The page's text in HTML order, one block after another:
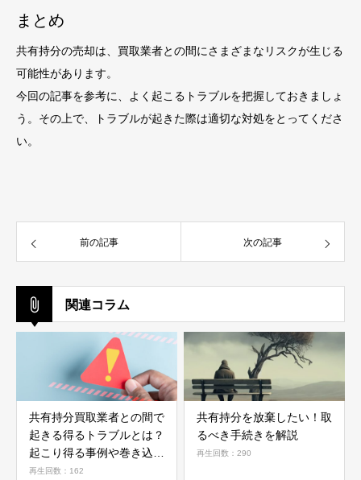
まとめ
共有持分の売却は、買取業者との間にさまざまなリスクが生じる
可能性があります。
今回の記事を参考に、よく起こるトラブルを把握しておきましょ
う。その上で、トラブルが起きた際は適切な対処をとってくださ
い。
前の記事 次の記事
関連コラム
共有持分買取業者との間で
起きる得るトラブルとは？
起こり得る事例や巻き込ま
れないためにできることを
再生回数：162
共有持分を放棄したい！取
るべき手続きを解説
再生回数：290